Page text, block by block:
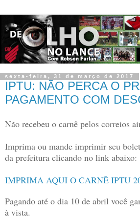
sexta-feira, 31 de março de 2017
IPTU: NÃO PERCA O
PAGAMENTO COM
Não recebeu o carnê pelos correios
Imprima ou mande imprimir seu
da prefeitura clicando no link abaixo:
IMPRIMA AQUI O CARNÊ IPTU
Pagando até o dia 10 de abril você
à vista.